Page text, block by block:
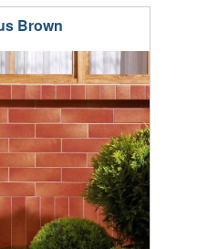
Brown